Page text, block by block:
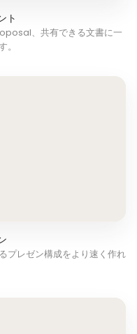
ト
、共有できる文書に一
。
プレゼン構成をより速く作れ